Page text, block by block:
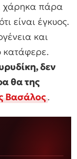
χάρηκα πάρα
είναι έγκυος.
και
κατάφερε.
δεν
θα της
Βασάλος.